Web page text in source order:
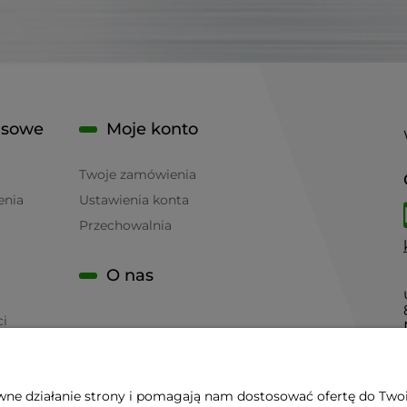
Moje konto
Twoje zamówienia
Ustawienia konta
Przechowalnia
O nas
działanie strony i pomagają nam dostosować ofertę do